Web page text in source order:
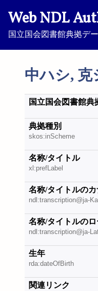
Web NDL
国立国会図書館典拠デ
中ハシ, 克
国立国会図書館典
典拠種別
skos:inScheme
名称/タイトル
xl:prefLabel
名称/タイトルの
ndl:transcription@ja-
名称/タイトルの
ndl:transcription@ja-
生年
rda:dateOfBirth
関連リンク